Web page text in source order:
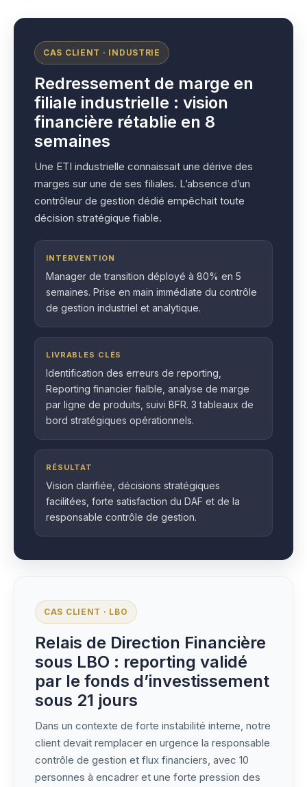
CAS CLIENT · INDUSTRIE
Redressement de marge en
filiale industrielle : vision
financière rétablie en 8
semaines
Une ETI industrielle connaissait une dérive des
marges sur une de ses filiales. L’absence d’un
contrôleur de gestion dédié empêchait toute
décision stratégique fiable.
INTERVENTION
Manager de transition déployé à 80% en 5
semaines. Prise en main immédiate du contrôle
de gestion industriel et analytique.
LIVRABLES CLÉS
Identification des erreurs de reporting,
Reporting financier fialble, analyse de marge
par ligne de produits, suivi BFR. 3 tableaux de
bord stratégiques opérationnels.
RÉSULTAT
Vision clarifiée, décisions stratégiques
facilitées, forte satisfaction du DAF et de la
responsable contrôle de gestion.
CAS CLIENT · LBO
Relais de Direction Financière
sous LBO : reporting validé
par le fonds d’investissement
sous 21 jours
Dans un contexte de forte instabilité interne, notre
client devait remplacer en urgence la responsable
contrôle de gestion et flux financiers, avec 10
personnes à encadrer et une forte pression des